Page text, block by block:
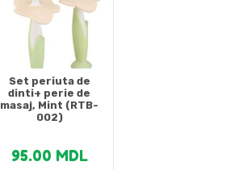
Set periuta de
dinti+ perie de
masaj, Mint (RTB-
002)
95.00 MDL